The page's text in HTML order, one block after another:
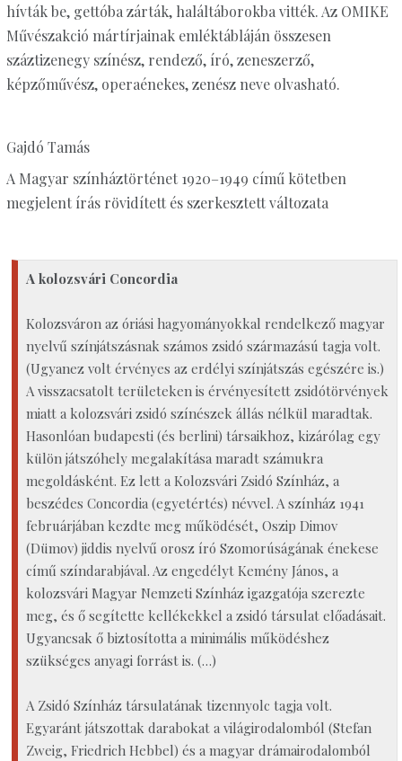
hívták be, gettóba zárták, haláltáborokba vitték. Az OMIKE
Művészakció mártírjainak emléktábláján összesen
száztizenegy színész, rendező, író, zeneszerző,
képzőművész, operaénekes, zenész neve olvasható.
Gajdó Tamás
A Magyar színháztörténet 1920–1949 című kötetben
megjelent írás rövidített és szerkesztett változata
A kolozsvári Concordia
Kolozsváron az óriási hagyományokkal rendelkező magyar
nyelvű színjátszásnak számos zsidó származású tagja volt.
(Ugyanez volt érvényes az erdélyi színjátszás egészére is.)
A visszacsatolt területeken is érvényesített zsidótörvények
miatt a kolozsvári zsidó színészek állás nélkül maradtak.
Hasonlóan budapesti (és berlini) társaikhoz, kizárólag egy
külön játszóhely megalakítása maradt számukra
megoldásként. Ez lett a Kolozsvári Zsidó Színház, a
beszédes Concordia (egyetértés) névvel. A színház 1941
februárjában kezdte meg működését, Oszip Dimov
(Dümov) jiddis nyelvű orosz író Szomorúságának énekese
című színdarabjával. Az engedélyt Kemény János, a
kolozsvári Magyar Nemzeti Színház igazgatója szerezte
meg, és ő segítette kellékekkel a zsidó társulat előadásait.
Ugyancsak ő biztosította a minimális működéshez
szükséges anyagi forrást is. (…)
A Zsidó Színház társulatának tizennyolc tagja volt.
Egyaránt játszottak darabokat a világirodalomból (Stefan
Zweig, Friedrich Hebbel) és a magyar drámairodalomból